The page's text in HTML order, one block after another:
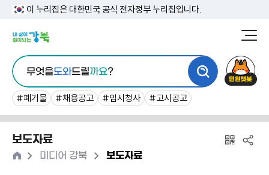
이 누리집은 대한민국 공식 전자정부 누리집입니다.
청
통
합
검
색
무엇을도와드릴까요?
#폐기물 #채용공고 #임시청사 #고시공고
원
보도자료
홈 >미디어 강북 >보도자료